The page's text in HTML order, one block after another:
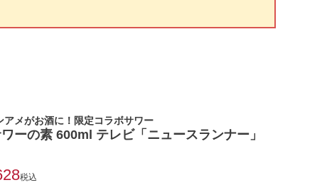
アメがお酒に！限定コラボサワー
ーの素 600ml テレビ「ニュースランナー」
税込